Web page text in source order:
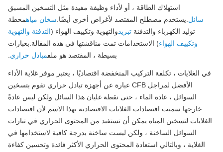
استهلاك الطاقة ، أو لأداء وظيفة مفيدة مثل التسخين المسبق
.يستخدم مصطلح المقتصد لأغراض أخرى أيضًا. سخان مياهمحطة
توليد الكهرباء والتدفئةتبريد والتهوية وتكييف الهواء (التدفئة والتهوية
وتكييف الهواء ) الاستخدامات تمت مناقشتها في هذه المقالة.بعبارات
بسيطة ، المقتصد هو ملفمبادل حراري.
الغلايات ، تكلفة التركيب المنخفضة اقتصاديًا ، يعتبر موفر غلاية الأداء
الأفضل لمراجل CFB عبارة عن أجهزة تبادل حراري تقوم بتسخين
السوائل ، عادة الماء ، حتى نقطة غليان هذا السائل ولكن ليس عادةً
خارجها.سميت اقتصادات الغلايات الاقتصادية بهذا الاسم لأن اقتصادات
لتسخين المياه يمكن أن تستفيد من المحتوى الحراري في تيارات
السوائل الساخنة ، ولكن ليست ساخنة بدرجة كافية لاستخدامها في
الغلاية ، وبالتالي استعادة المحتوى الحراري الأكثر فائدة وتحسين كفاءة